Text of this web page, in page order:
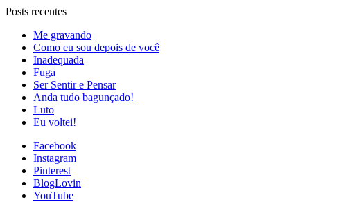
Posts recentes
Me gravando
Como eu sou depois de você
Inadequada
Fuga
Ser Sentir e Pensar
Anda tudo bagunçado!
Luto
Eu voltei!
Facebook
Instagram
Pinterest
BlogLovin
YouTube